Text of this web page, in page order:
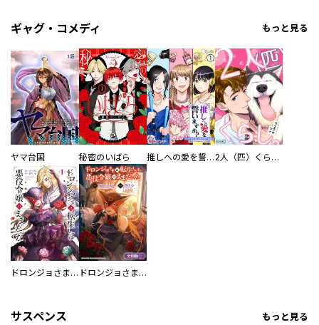
ギャグ・コメディ もっと見る
ヤマ台国 秘密のいばら 推しへの愛を誓いますか？～アラサー女子、推しは逃げぬが人生逃げる～ 2人（匹）くらし。
ドロンジョさまは転生しても悪役令嬢のままだった ドロンジョさまは転生しても悪役令嬢のままだった【分冊版】
サスペンス もっと見る